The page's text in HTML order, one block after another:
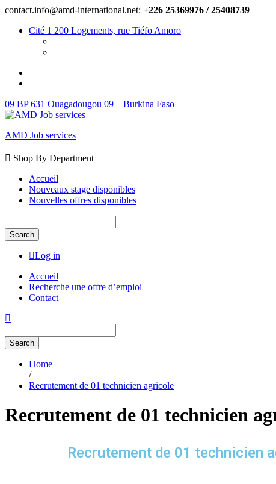
contact.info@amd-international.net: +226 25369976 / 25408739
Cité 1 200 Logements, rue Tiéfo Amoro
09 BP 631 Ouagadougou 09 – Burkina Faso
AMD Job services
Shop By Department
Accueil
Nouveaux stage disponibles
Nouvelles offres disponibles
Search
Log in
Accueil
Recherche une offre d’emploi
Contact
Search
Home
/
Recrutement de 01 technicien agricole
Recrutement de 01 technicien
Recrutement de 01 technicien